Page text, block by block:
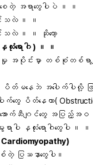
စေတဲ့ အရာတွေပါပဲ ။ ။
သလဲ ။ ။
သလဲ ။ ။ ဆိုတော့
လုံးရောဂါ ) ။ ။
ပိုင်းမှာ တစ်စုံတစ်ရာချို့ယွ
က ပိတ်မနေဘဲ အပေါက်ပါလို့
တွေ ပိတ်နေတာ(
ာက်ဆီဂျင်တွေ အပြည့်အဝ
ရာပါ နှလုံးရောဂါတွေပါ ။ ။
)
စ်တဲ့ ပြဿနာတွေပါ။